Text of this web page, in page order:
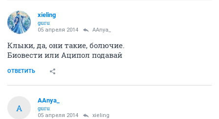
xieling
guru
05 апреля 2014 AAnya_
Клыки, да, они такие, болючие.
Биовести или Аципол подавай
ОТВЕТИТЬ
A
AAnya_
guru
05 апреля 2014 xieling